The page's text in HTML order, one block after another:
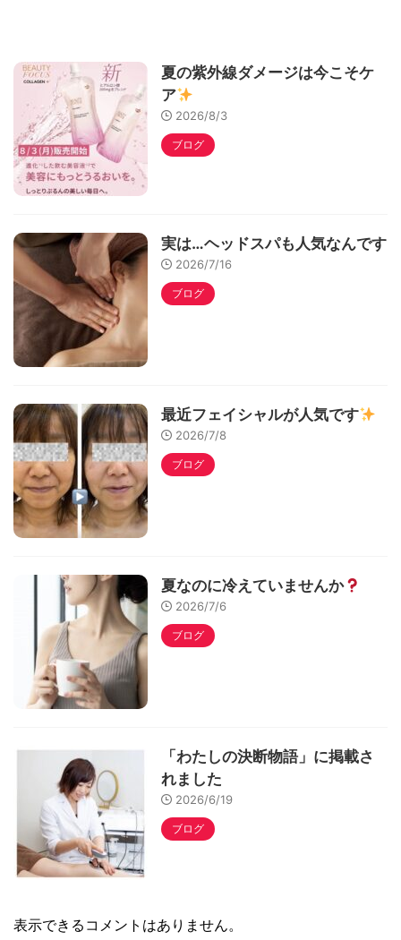
夏の紫外線ダメージは今こそケ
ア
2026/8/3
ブログ
実は…ヘッドスパも人気なんです
2026/7/16
ブログ
最近フェイシャルが人気です
2026/7/8
ブログ
夏なのに冷えていませんか
2026/7/6
ブログ
「わたしの決断物語」に掲載さ
れました
2026/6/19
ブログ
表示できるコメントはありません。